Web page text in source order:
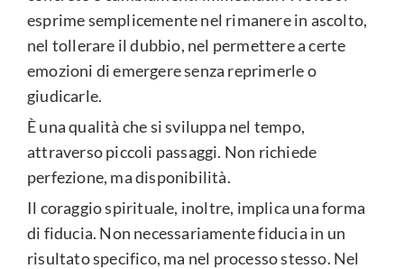
esprime semplicemente nel rimanere in ascolto,
nel tollerare il dubbio, nel permettere a certe
emozioni di emergere senza reprimerle o
giudicarle.
È una qualità che si sviluppa nel tempo,
attraverso piccoli passaggi. Non richiede
perfezione, ma disponibilità.
Il coraggio spirituale, inoltre, implica una forma
di fiducia. Non necessariamente fiducia in un
risultato specifico, ma nel processo stesso. Nel